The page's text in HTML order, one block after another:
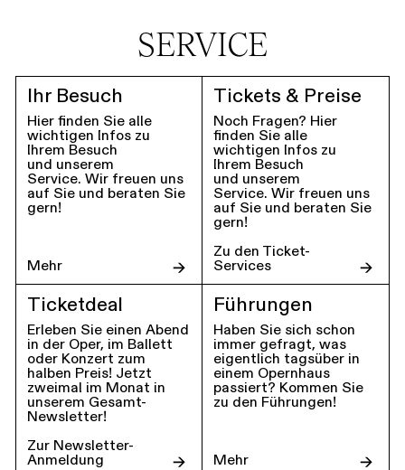
SERVICE
Ihr Besuch
Hier finden Sie alle
wichtigen Infos zu
Ihrem Besuch
und unserem
Service. Wir freuen uns
auf Sie und beraten Sie
gern!
Mehr
Tickets & Preise
Noch Fragen? Hier
finden Sie alle
wichtigen Infos zu
Ihrem Besuch
und unserem
Service. Wir freuen uns
auf Sie und beraten Sie
gern!
Zu den Ticket-
Services
Ticketdeal
Erleben Sie einen Abend
in der Oper, im Ballett
oder Konzert zum
halben Preis! Jetzt
zweimal im Monat in
unserem Gesamt-
Newsletter!
Zur Newsletter-
Anmeldung
Führungen
Haben Sie sich schon
immer gefragt, was
eigentlich tagsüber in
einem Opernhaus
passiert? Kommen Sie
zu den Führungen!
Mehr